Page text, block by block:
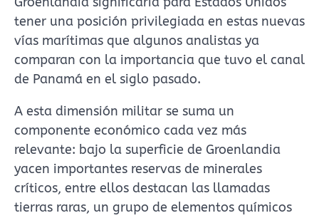
tener una posición privilegiada en estas nuevas
vías marítimas que algunos analistas ya
comparan con la importancia que tuvo el canal
de Panamá en el siglo pasado.
A esta dimensión militar se suma un
componente económico cada vez más
relevante: bajo la superficie de Groenlandia
yacen importantes reservas de minerales
críticos, entre ellos destacan las llamadas
tierras raras, un grupo de elementos químicos